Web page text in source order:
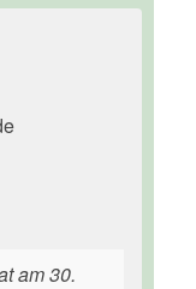
am 30.